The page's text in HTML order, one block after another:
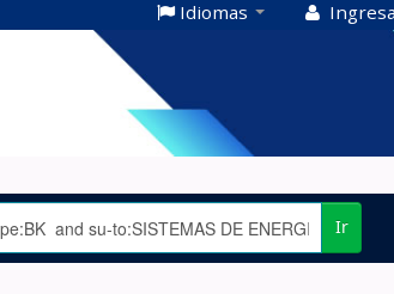
Idiomas
Ir